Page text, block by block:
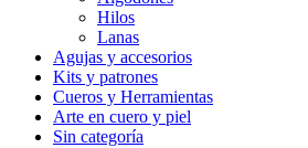
Hilos
Lanas
Agujas y accesorios
Kits y patrones
Cueros y Herramientas
Arte en cuero y piel
Sin categoría